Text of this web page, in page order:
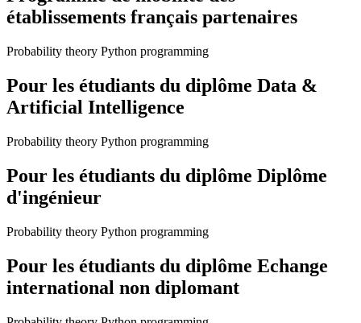
établissements français partenaires
Probability theory Python programming
Pour les étudiants du diplôme Data &
Artificial Intelligence
Probability theory Python programming
Pour les étudiants du diplôme Diplôme
d'ingénieur
Probability theory Python programming
Pour les étudiants du diplôme Echange
international non diplomant